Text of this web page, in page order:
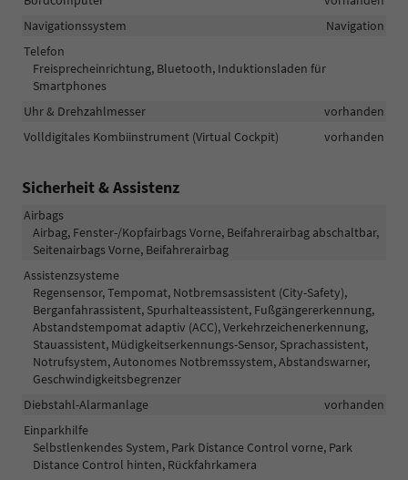
Navigationssystem
Navigation
Telefon
Freisprecheinrichtung, Bluetooth, Induktionsladen für
Smartphones
Uhr & Drehzahlmesser
vorhanden
Volldigitales Kombiinstrument (Virtual Cockpit)
vorhanden
Sicherheit & Assistenz
Airbags
Airbag, Fenster-/Kopfairbags Vorne, Beifahrerairbag abschaltbar,
Seitenairbags Vorne, Beifahrerairbag
Assistenzsysteme
Regensensor, Tempomat, Notbremsassistent (City-Safety),
Berganfahrassistent, Spurhalteassistent, Fußgängererkennung,
Abstandstempomat adaptiv (ACC), Verkehrzeichenerkennung,
Stauassistent, Müdigkeitserkennungs-Sensor, Sprachassistent,
Notrufsystem, Autonomes Notbremssystem, Abstandswarner,
Geschwindigkeitsbegrenzer
Diebstahl-Alarmanlage
vorhanden
Einparkhilfe
Selbstlenkendes System, Park Distance Control vorne, Park
Distance Control hinten, Rückfahrkamera